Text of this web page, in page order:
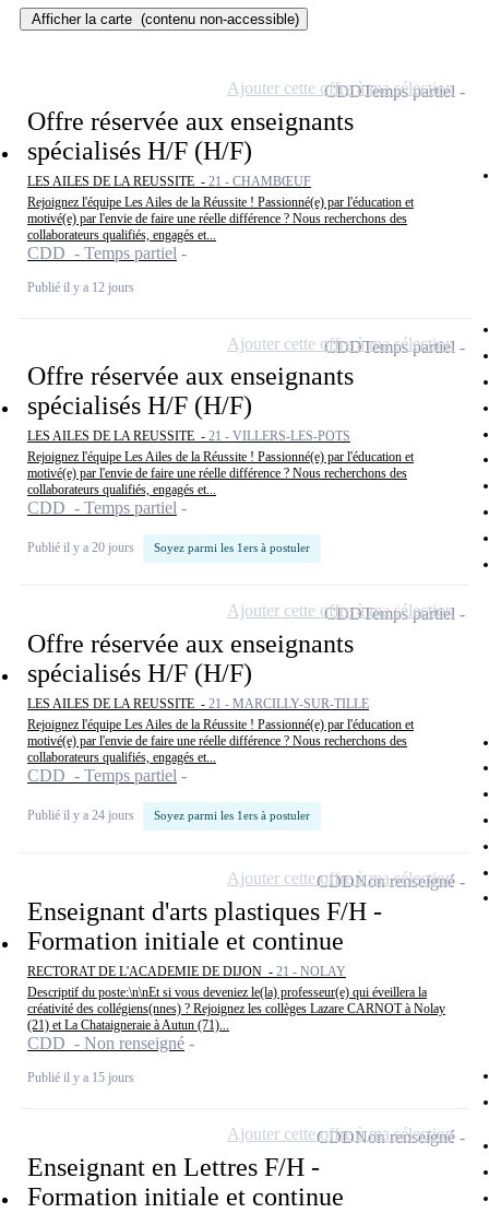
Afficher la carte (contenu non-accessible)
Offre réservée aux enseignants
spécialisés H/F (H/F)
LES AILES DE LA REUSSITE - 21 - CHAMBŒUF
Rejoignez l'équipe Les Ailes de la Réussite ! Passionné(e) par l'éducation et
motivé(e) par l'envie de faire une réelle différence ? Nous recherchons des
collaborateurs qualifiés, engagés et...
CDD - Temps partiel
Publié il y a 12 jours
CDDTemps partiel
Ajouter cette offre à ma sélection
Offre réservée aux enseignants
spécialisés H/F (H/F)
LES AILES DE LA REUSSITE - 21 - VILLERS-LES-POTS
Rejoignez l'équipe Les Ailes de la Réussite ! Passionné(e) par l'éducation et
motivé(e) par l'envie de faire une réelle différence ? Nous recherchons des
collaborateurs qualifiés, engagés et...
CDD - Temps partiel
Publié il y a 20 jours Soyez parmi les 1ers à postuler
CDDTemps partiel
Ajouter cette offre à ma sélection
Offre réservée aux enseignants
spécialisés H/F (H/F)
LES AILES DE LA REUSSITE - 21 - MARCILLY-SUR-TILLE
Rejoignez l'équipe Les Ailes de la Réussite ! Passionné(e) par l'éducation et
motivé(e) par l'envie de faire une réelle différence ? Nous recherchons des
collaborateurs qualifiés, engagés et...
CDD - Temps partiel
Publié il y a 24 jours Soyez parmi les 1ers à postuler
CDDTemps partiel
Ajouter cette offre à ma sélection
Enseignant d'arts plastiques F/H -
Formation initiale et continue
RECTORAT DE L'ACADEMIE DE DIJON - 21 - NOLAY
Descriptif du poste:\n\nEt si vous deveniez le(la) professeur(e) qui éveillera la
créativité des collégiens(nnes) ? Rejoignez les collèges Lazare CARNOT à Nolay
(21) et La Chataigneraie à Autun (71)...
CDD - Non renseigné
Publié il y a 15 jours
CDDNon renseigné
Ajouter cette offre à ma sélection
Enseignant en Lettres F/H -
Formation initiale et continue
CDDNon renseigné
Ajouter cette offre à ma sélection